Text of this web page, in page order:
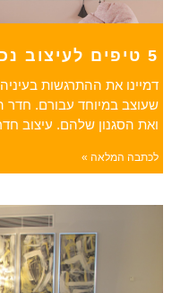
5 טיפים לעיצוב נכון של חדר ילדים
דמיינו את ההתרגשות
שעוצב במיוחד עבורם. חדר
ואת הסגנון שלהם. עיצוב
לכתבה המלאה »